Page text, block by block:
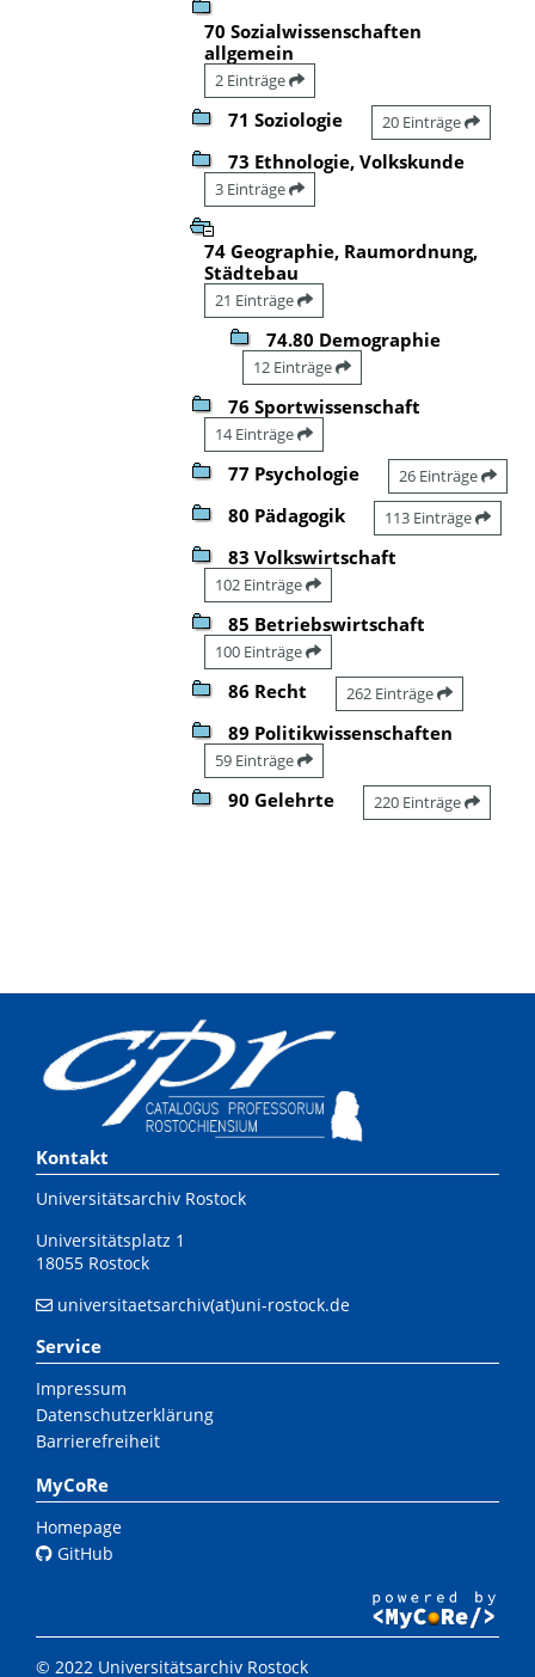
70 Sozialwissenschaften
allgemein
2 Einträge
71 Soziologie 20 Einträge
73 Ethnologie, Volkskunde
3 Einträge
74 Geographie, Raumordnung,
Städtebau
21 Einträge
74.80 Demographie
12 Einträge
76 Sportwissenschaft
14 Einträge
77 Psychologie 26 Einträge
80 Pädagogik 113 Einträge
83 Volkswirtschaft
102 Einträge
85 Betriebswirtschaft
100 Einträge
86 Recht 262 Einträge
89 Politikwissenschaften
59 Einträge
90 Gelehrte 220 Einträge
Kontakt
Universitätsarchiv Rostock
Universitätsplatz 1
18055 Rostock
universitaetsarchiv(at)uni-rostock.de
Service
Impressum
Datenschutzerklärung
Barrierefreiheit
MyCoRe
Homepage
GitHub
© 2022 Universitätsarchiv Rostock